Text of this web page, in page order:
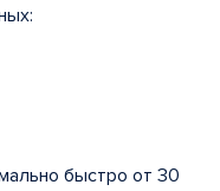
быстро от 30